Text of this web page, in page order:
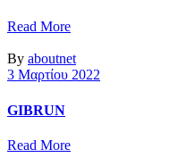
Read More
By aboutnet
3 Μαρτίου 2022
GIBRUN
Read More